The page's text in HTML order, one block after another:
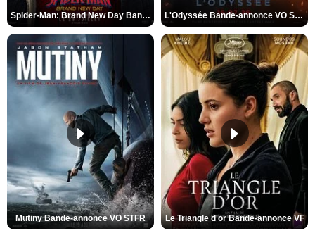
Spider-Man: Brand New Day Bande-annonce VO STFR L'Odyssée Bande-annonce VO STFR
Mutiny Bande-annonce VO STFR Le Triangle d'or Bande-annonce VF